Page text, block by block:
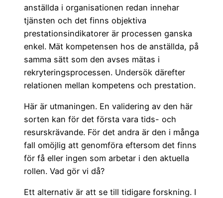
anställda i organisationen redan innehar
tjänsten och det finns objektiva
prestationsindikatorer är processen ganska
enkel. Mät kompetensen hos de anställda, på
samma sätt som den avses mätas i
rekryteringsprocessen. Undersök därefter
relationen mellan kompetens och prestation.
Här är utmaningen. En validering av den här
sorten kan för det första vara tids- och
resurskrävande. För det andra är den i många
fall omöjlig att genomföra eftersom det finns
för få eller ingen som arbetar i den aktuella
rollen. Vad gör vi då?
Ett alternativ är att se till tidigare forskning. I